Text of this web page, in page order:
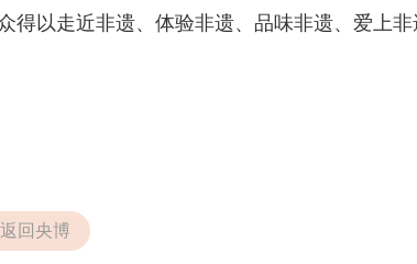
得以走近非遗、体验非遗、品味非遗、爱上非
返回央博